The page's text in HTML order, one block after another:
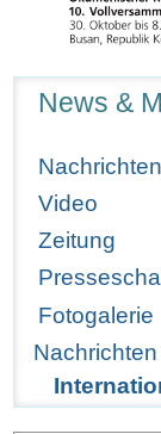
News &
Nachrichten
Video
Zeitung
Fotogalerie
Nachrichten